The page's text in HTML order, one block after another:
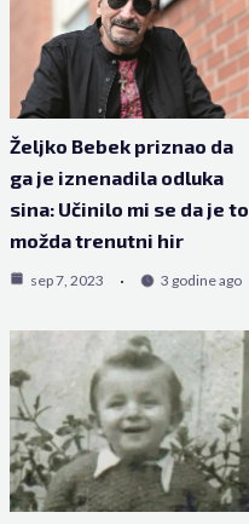
Željko Bebek priznao da
ga je iznenadila odluka
sina: Učinilo mi se da je to
možda trenutni hir
sep 7, 2023 3 godine ago